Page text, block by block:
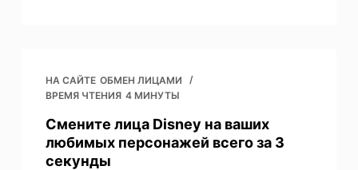
НА САЙТЕ ОБМЕН ЛИЦАМИ
ВРЕМЯ ЧТЕНИЯ 4 МИНУТЫ
Смените лица Disney на ваших
любимых персонажей всего за 3
секунды